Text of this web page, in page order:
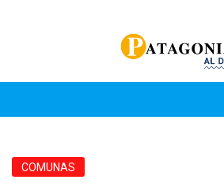
COMUNAS